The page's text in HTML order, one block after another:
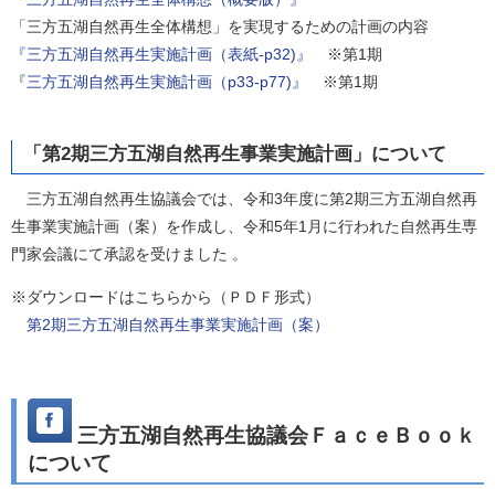
「三方五湖自然再生全体構想」を実現するための計画の内容
『三方五湖自然再生実施計画（表紙-p32)』
※第1期
『三方五湖自然再生実施計画（p33-p77)』 ※第1期
「第2期三方五湖自然再生事業実施計画」について
三方五湖自然再生協議会では、令和3年度に第2期三方五湖自然再
生事業実施計画（案）を作成し、令和5年1月に行われた自然再生専
門家会議にて承認を受けました 。
※ダウンロードはこちらから（ＰＤＦ形式）
第2期三方五湖自然再生事業実施計画（案）
三方五湖自然再生協議会ＦａｃｅＢｏｏｋ
について